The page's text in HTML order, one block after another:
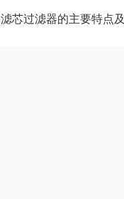
过滤器的主要特点及使用与维护